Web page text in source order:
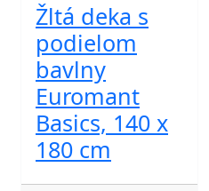
Žltá deka s
podielom
bavlny
Euromant
Basics, 140 x
180 cm